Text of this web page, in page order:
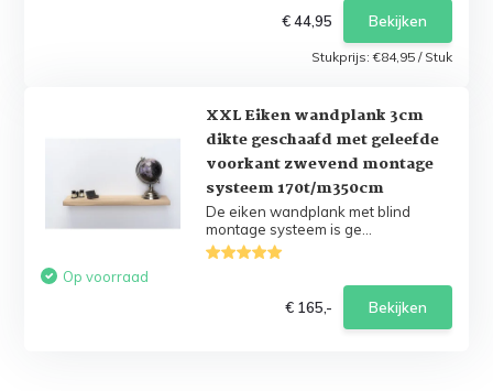
€ 44,95
Bekijken
Stukprijs:€84,95/ Stuk
XXL Eiken wandplank 3cm
dikte geschaafd met geleefde
voorkant zwevend montage
systeem 170t/m350cm
De eiken wandplank met blind
montage systeem is ge...
Op voorraad
€ 165,-
Bekijken